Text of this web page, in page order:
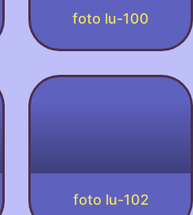
foto lu-100
foto lu-102